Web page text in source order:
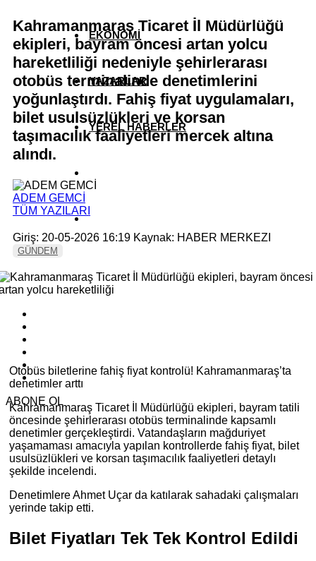
EKONOMİ
YAZARLAR
YEREL HABERLER
Kahramanmaraş Ticaret İl Müdürlüğü
ekipleri, bayram öncesi artan yolcu
hareketliliği nedeniyle şehirlerarası
otobüs terminalinde denetimlerini
yoğunlaştırdı. Fahiş fiyat uygulamaları,
bilet usulsüzlükleri ve korsan
taşımacılık faaliyetleri mercek altına
alındı.
ADEM GEMCİ
TÜM YAZILARI
Giriş: 20-05-2026 16:19 Kaynak: HABER MERKEZI
GÜNDEM
ABONE OL
Otobüs biletlerine fahiş fiyat kontrolü! Kahramanmaraş’ta
denetimler arttı
Kahramanmaraş Ticaret İl Müdürlüğü ekipleri, bayram tatili
öncesinde şehirlerarası otobüs terminalinde kapsamlı
denetimler gerçekleştirdi. Vatandaşların mağduriyet
yaşamaması amacıyla yapılan kontrollerde fahiş fiyat, bilet
usulsüzlükleri ve korsan taşımacılık faaliyetleri detaylı
şekilde incelendi.
DenetimlereAhmet Uçar da katılarak sahadaki çalışmaları
yerinde takip etti.
Bilet Fiyatları Tek Tek Kontrol Edildi